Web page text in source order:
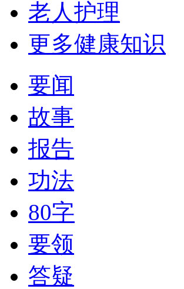
老人护理
更多健康知识
要闻
故事
报告
功法
80字
要领
答疑